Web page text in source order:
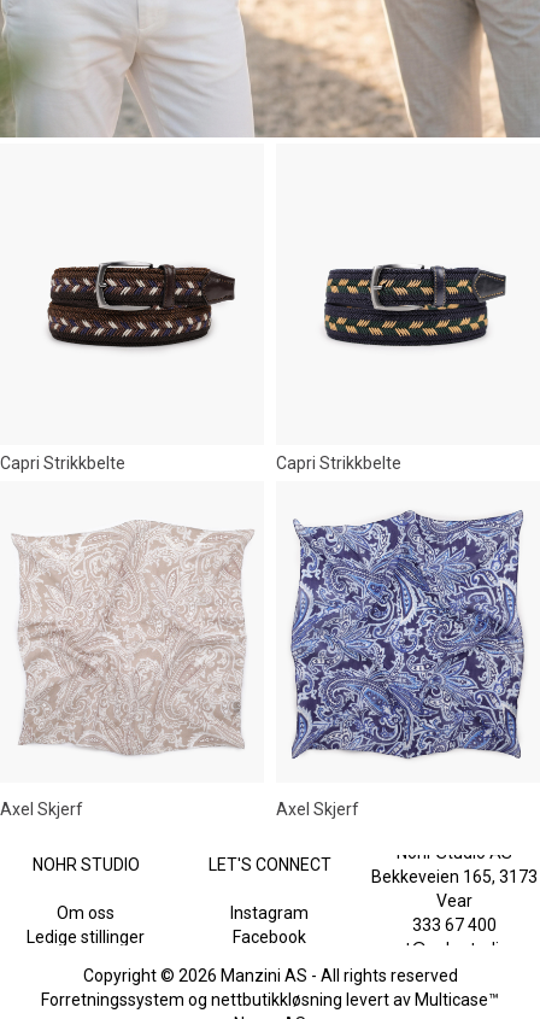
Capri Strikkbelte Capri Strikkbelte
Axel Skjerf Axel Skjerf
NOHR STUDIO
Om oss
Ledige stillinger
LET'S CONNECT
Instagram
Facebook
Nohr Studio AS
Bekkeveien 165, 3173
Vear
333 67 400
post@nohrstudio.no
Copyright © 2026 Manzini AS - All rights reserved
Forretningssystem og nettbutikkløsning levert av Multicase™